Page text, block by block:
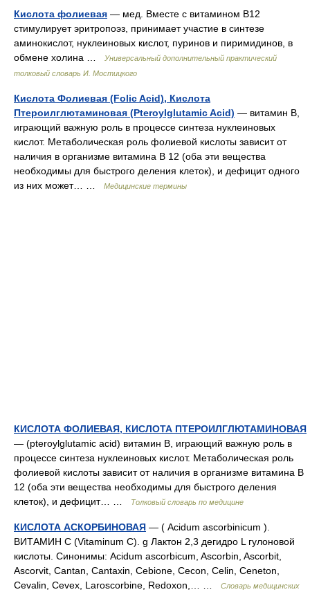
Кислота фолиевая — мед. Вместе с витамином В12
стимулирует эритропоэз, принимает участие в синтезе
аминокислот, нуклеиновых кислот, пуринов и пиримидинов, в
обмене холина …
Универсальный дополнительный практический
толковый словарь И. Мостицкого
Кислота Фолиевая (Folic Acid), Кислота
Птероилглютаминовая (Pteroylglutamic Acid) — витамин В,
играющий важную роль в процессе синтеза нуклеиновых
кислот. Метаболическая роль фолиевой кислоты зависит от
наличия в организме витамина В 12 (оба эти вещества
необходимы для быстрого деления клеток), и дефицит одного
из них может… …
Медицинские термины
КИСЛОТА ФОЛИЕВАЯ, КИСЛОТА ПТЕРОИЛГЛЮТАМИНОВАЯ
— (pteroylglutamic acid) витамин В, играющий важную роль в
процессе синтеза нуклеиновых кислот. Метаболическая роль
фолиевой кислоты зависит от наличия в организме витамина В
12 (оба эти вещества необходимы для быстрого деления
клеток), и дефицит… …
Толковый словарь по медицине
КИСЛОТА АСКОРБИНОВАЯ — ( Аcidum ascorbinicum ).
ВИТАМИН С (Vitaminum С). g Лактон 2,3 дегидро L гулоновой
кислоты. Синонимы: Acidum ascorbicum, Ascorbin, Ascorbit,
Ascorvit, Cantan, Cantaxin, Cebione, Cecon, Celin, Ceneton,
Cevalin, Cevex, Laroscorbine, Redoxon,… …
Словарь медицинских